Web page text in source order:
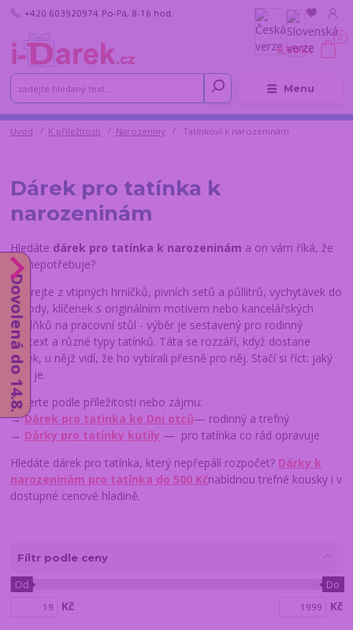
Menu
+420 603920974 Po-Pá, 8-16 hod.
0
0,00 Kč
Úvod K příležitosti Narozeniny Tatínkovi k narozeninám
Dárek pro tatínka k
narozeninám
Hledáte dárek pro tatínka k narozeninám a on vám říká, že
nic nepotřebuje?
Vybírejte z vtipných hrníčků, pivních setů a půllitrů, vychytávek do
přírody, klíčenek s originálním motivem nebo kancelářských
doplňků na pracovní stůl - výběr je sestavený pro rodinný
kontext a různé typy tatínků. Táta se rozzáří, když dostane
dárek, u nějž vidí, že ho vybírali přesně pro něj. Stačí si říct: jaký
táta je.
Vyberte podle příležitosti nebo zájmu:
→Dárek pro tatínka ke Dni otců— rodinný a trefný
→ Dárky pro tatínky kutily — pro tatínka co rád opravuje
Hledáte dárek pro tatínka, který nepřepálí rozpočet? Dárky k
narozeninám pro tatínka do 500 Kčnabídnou trefné kousky i v
dostupné cenové hladině.
Fíltr podle ceny
Kč
Od Do
Kč
Dovolená do 14.8.